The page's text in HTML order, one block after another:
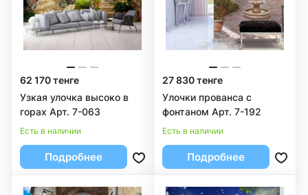
62 170 тенге
Узкая улочка высоко в
горах Арт. 7-063
Есть в наличии
Подробнее
27 830 тенге
Улочки прованса с
фонтаном Арт. 7-192
Есть в наличии
Подробнее